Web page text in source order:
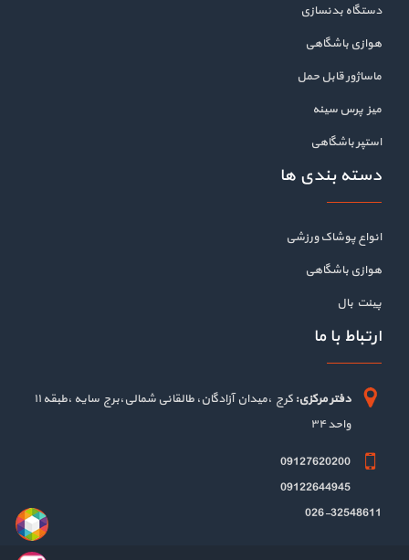
دستگاه بدنسازی
هوازی باشگاهی
ماساژور قابل حمل
میز پرس سینه
استپر باشگاهی
دسته بندی ها
انواع پوشاک ورزشی
هوازی باشگاهی
پینت بال
ارتباط با ما
دفتر مرکزی:
کرج ،میدان آزادگان، طالقانی شمالی،برج سایه ،طبقه ۱۱
واحد ۳۴
09127620200
09122644945
026-32548611